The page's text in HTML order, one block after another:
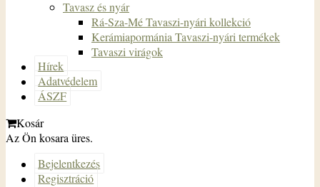
Tavasz és nyár
Rá-Sza-Mé Tavaszi-nyári kollekció
Kerámiapormánia Tavaszi-nyári termékek
Tavaszi virágok
Hírek
Adatvédelem
ÁSZF
Kosár
Az Ön kosara üres.
Bejelentkezés
Regisztráció